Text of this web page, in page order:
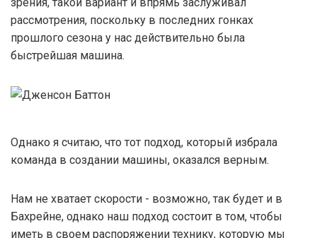
рассмотрения, поскольку в последних гонках
прошлого сезона у нас действительно была
быстрейшая машина.
Однако я считаю, что тот подход, который избрала
команда в создании машины, оказался верным.
Нам не хватает скорости - возможно, так будет и в
Бахрейне, однако наш подход состоит в том, чтобы
иметь в своем распоряжении технику, которую мы